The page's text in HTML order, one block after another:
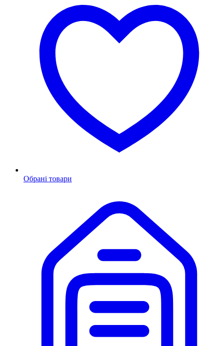
Обрані товари